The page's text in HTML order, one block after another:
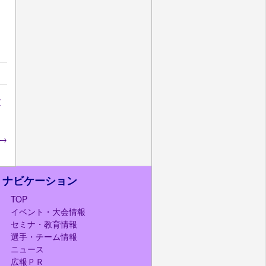
→
ナビケーション
TOP
イベント・大会情報
セミナ・教育情報
選手・チーム情報
ニュース
広報ＰＲ